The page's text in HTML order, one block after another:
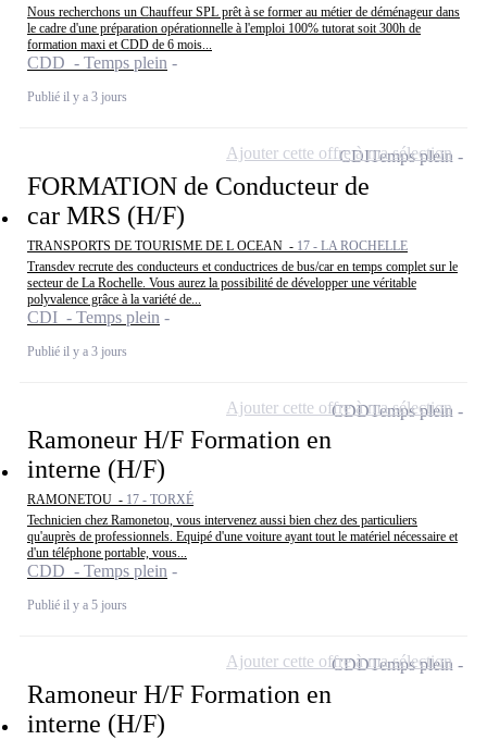
Nous recherchons un Chauffeur SPL prêt à se former au métier de déménageur dans
le cadre d'une préparation opérationnelle à l'emploi 100% tutorat soit 300h de
formation maxi et CDD de 6 mois...
CDD - Temps plein
Publié il y a 3 jours
FORMATION de Conducteur de
car MRS (H/F)
TRANSPORTS DE TOURISME DE L OCEAN - 17 - LA ROCHELLE
Transdev recrute des conducteurs et conductrices de bus/car en temps complet sur le
secteur de La Rochelle. Vous aurez la possibilité de développer une véritable
polyvalence grâce à la variété de...
CDI - Temps plein
Publié il y a 3 jours
CDITemps plein
Ajouter cette offre à ma sélection
Ramoneur H/F Formation en
interne (H/F)
RAMONETOU - 17 - TORXÉ
Technicien chez Ramonetou, vous intervenez aussi bien chez des particuliers
qu'auprès de professionnels. Equipé d'une voiture ayant tout le matériel nécessaire et
d'un téléphone portable, vous...
CDD - Temps plein
Publié il y a 5 jours
CDDTemps plein
Ajouter cette offre à ma sélection
Ramoneur H/F Formation en
interne (H/F)
CDDTemps plein
Ajouter cette offre à ma sélection